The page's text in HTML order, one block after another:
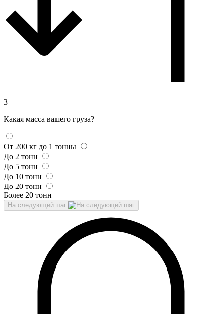
3
Какая масса вашего груза?
От 200 кг до 1 тонны
До 2 тонн
До 5 тонн
До 10 тонн
До 20 тонн
Более 20 тонн
На следующий шаг